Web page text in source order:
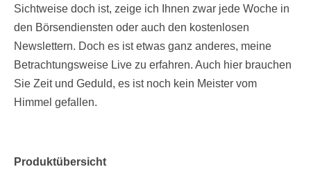
Sichtweise doch ist, zeige ich Ihnen zwar jede Woche in
den Börsendiensten oder auch den kostenlosen
Newslettern. Doch es ist etwas ganz anderes, meine
Betrachtungsweise Live zu erfahren. Auch hier brauchen
Sie Zeit und Geduld, es ist noch kein Meister vom
Himmel gefallen.
Produktübersicht